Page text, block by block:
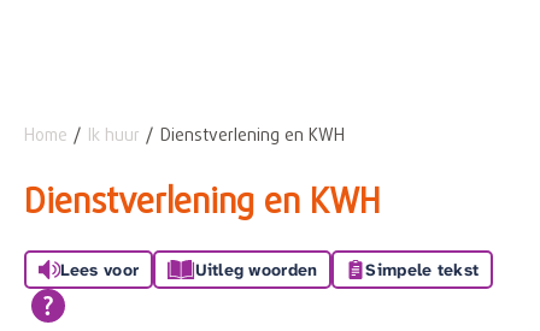
Naar hoofdinhoud
Naar hoofdnavigatiemenu
Naar zoeken
Home Ik huur Dienstverlening en KWH
Dienstverlening en KWH
Lees voor Uitleg woorden Simpele tekst